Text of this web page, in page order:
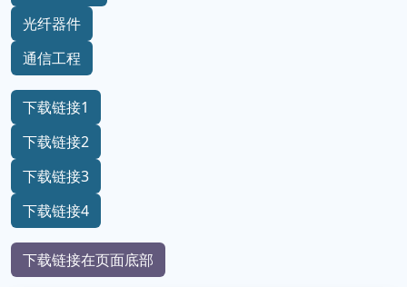
光纤器件
通信工程
下载链接1
下载链接2
下载链接3
下载链接4
下载链接在页面底部